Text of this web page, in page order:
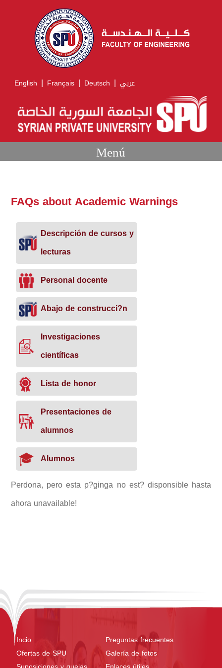
English | Français | Deutsch | عربي
Menú
FAQs about Academic Warnings
Descripción de cursos y
lecturas
Personal docente
Abajo de construcci?n
Investigaciones
científicas
Lista de honor
Presentaciones de
alumnos
Alumnos
Perdona, pero esta p?ginga no est? disponsible hasta
ahora unavailable!
Incio
Preguntas frecuentes
Ofertas de SPU
Galería de fotos